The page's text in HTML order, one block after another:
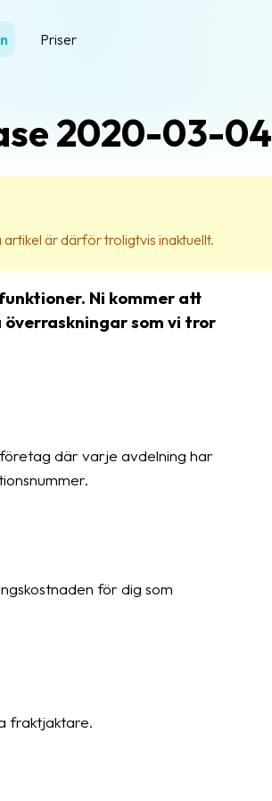
Priser
2020-03-04
är därför troligtvis inaktuellt.
Ni kommer att
som vi tror
där varje avdelning har
för dig som
fraktjaktare.